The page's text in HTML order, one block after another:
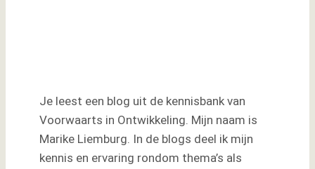
Je leest een blog uit de kennisbank van
Voorwaarts in Ontwikkeling. Mijn naam is
Marike Liemburg. In de blogs deel ik mijn
kennis en ervaring rondom thema’s als